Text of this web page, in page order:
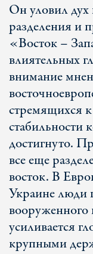
Он уловил дух
разделения и
«Восток –
влиятельных
внимание
стремящихся
стабильности
достигнуто.
все еще
восток. В
Украине люди
усиливается
крупными